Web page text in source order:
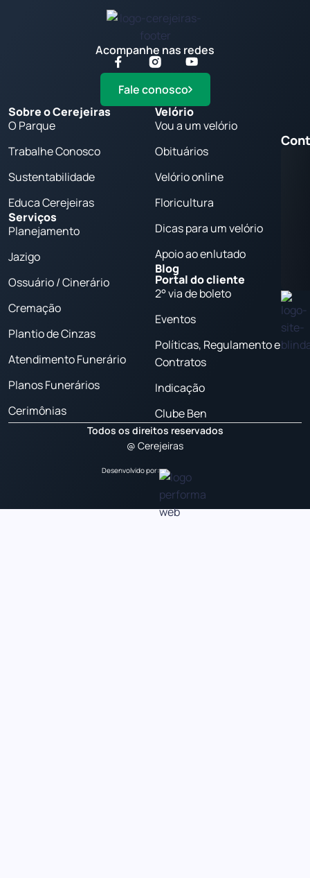
Acompanhe nas redes
Fale conosco
Sobre o Cerejeiras
O Parque
Trabalhe Conosco
Sustentabilidade
Educa Cerejeiras
Serviços
Planejamento
Jazigo
Ossuário / Cinerário
Cremação
Plantio de Cinzas
Atendimento Funerário
Planos Funerários
Cerimônias
Velório
Vou a um velório
Obituários
Velório online
Floricultura
Dicas para um velório
Apoio ao enlutado
Blog
Portal do cliente
2° via de boleto
Eventos
Políticas, Regulamento e
Contratos
Indicação
Clube Ben
Todos os direitos reservados
@ Cerejeiras
Desenvolvido por: